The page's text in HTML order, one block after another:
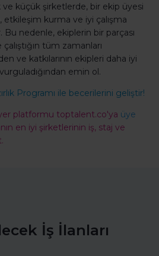
küçük şirketlerde, bir ekip üyesi
etkileşim kurma ve iyi çalışma
nedenle, ekiplerin bir parçası
çalıştığın tüm zamanları
ve katkılarının ekipleri daha iyi
emin ol.
Programı ile becerilerini geliştir!
platformu toptalent.co'ya üye
en iyi şirketlerinin iş, staj ve
İş İlanları